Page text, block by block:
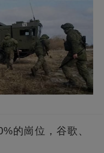
的崗位，谷歌、